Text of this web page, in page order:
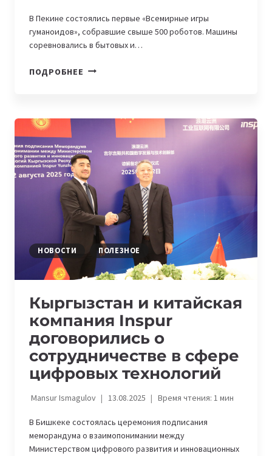
В Пекине состоялись первые «Всемирные игры
гуманоидов», собравшие свыше 500 роботов. Машины
соревновались в бытовых и…
ПОДРОБНЕЕ В
ВСЕМИРНЫЕ
ГУМАНОИДОВ
С
УЧАСТИЕМ
БОЛЕЕ
500
РОБОТОВ
НОВОСТИ ПОЛЕЗНОЕ
Кыргызстан и китайская
компания Inspur
договорились о
сотрудничестве в сфере
цифровых технологий
Mansur Ismagulov 13.08.2025 Время чтения: 1мин
В Бишкеке состоялась церемония подписания
меморандума о взаимопонимании между
Министерством цифрового развития и инновационных